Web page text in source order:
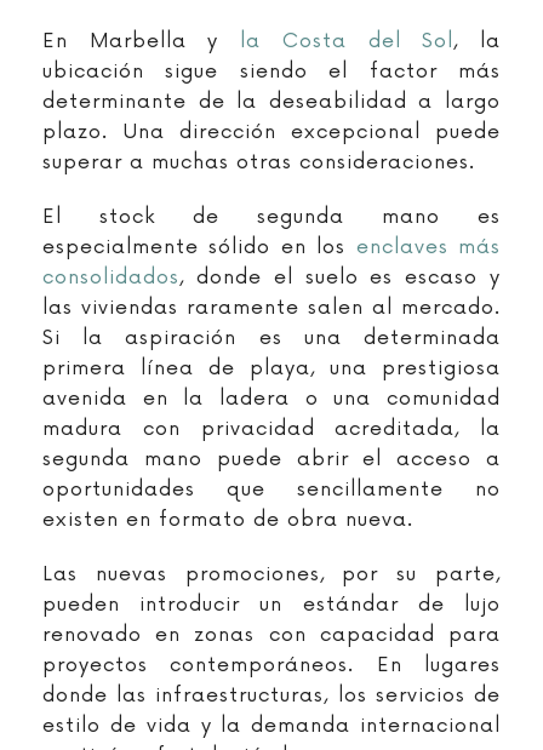
En Marbella y la Costa del Sol, la
ubicación sigue siendo el factor más
determinante de la deseabilidad a largo
plazo. Una dirección excepcional puede
superar a muchas otras consideraciones.
El stock de segunda mano es
especialmente sólido en los enclaves más
consolidados, donde el suelo es escaso y
las viviendas raramente salen al mercado.
Si la aspiración es una determinada
primera línea de playa, una prestigiosa
avenida en la ladera o una comunidad
madura con privacidad acreditada, la
segunda mano puede abrir el acceso a
oportunidades que sencillamente no
existen en formato de obra nueva.
Las nuevas promociones, por su parte,
pueden introducir un estándar de lujo
renovado en zonas con capacidad para
proyectos contemporáneos. En lugares
donde las infraestructuras, los servicios de
estilo de vida y la demanda internacional